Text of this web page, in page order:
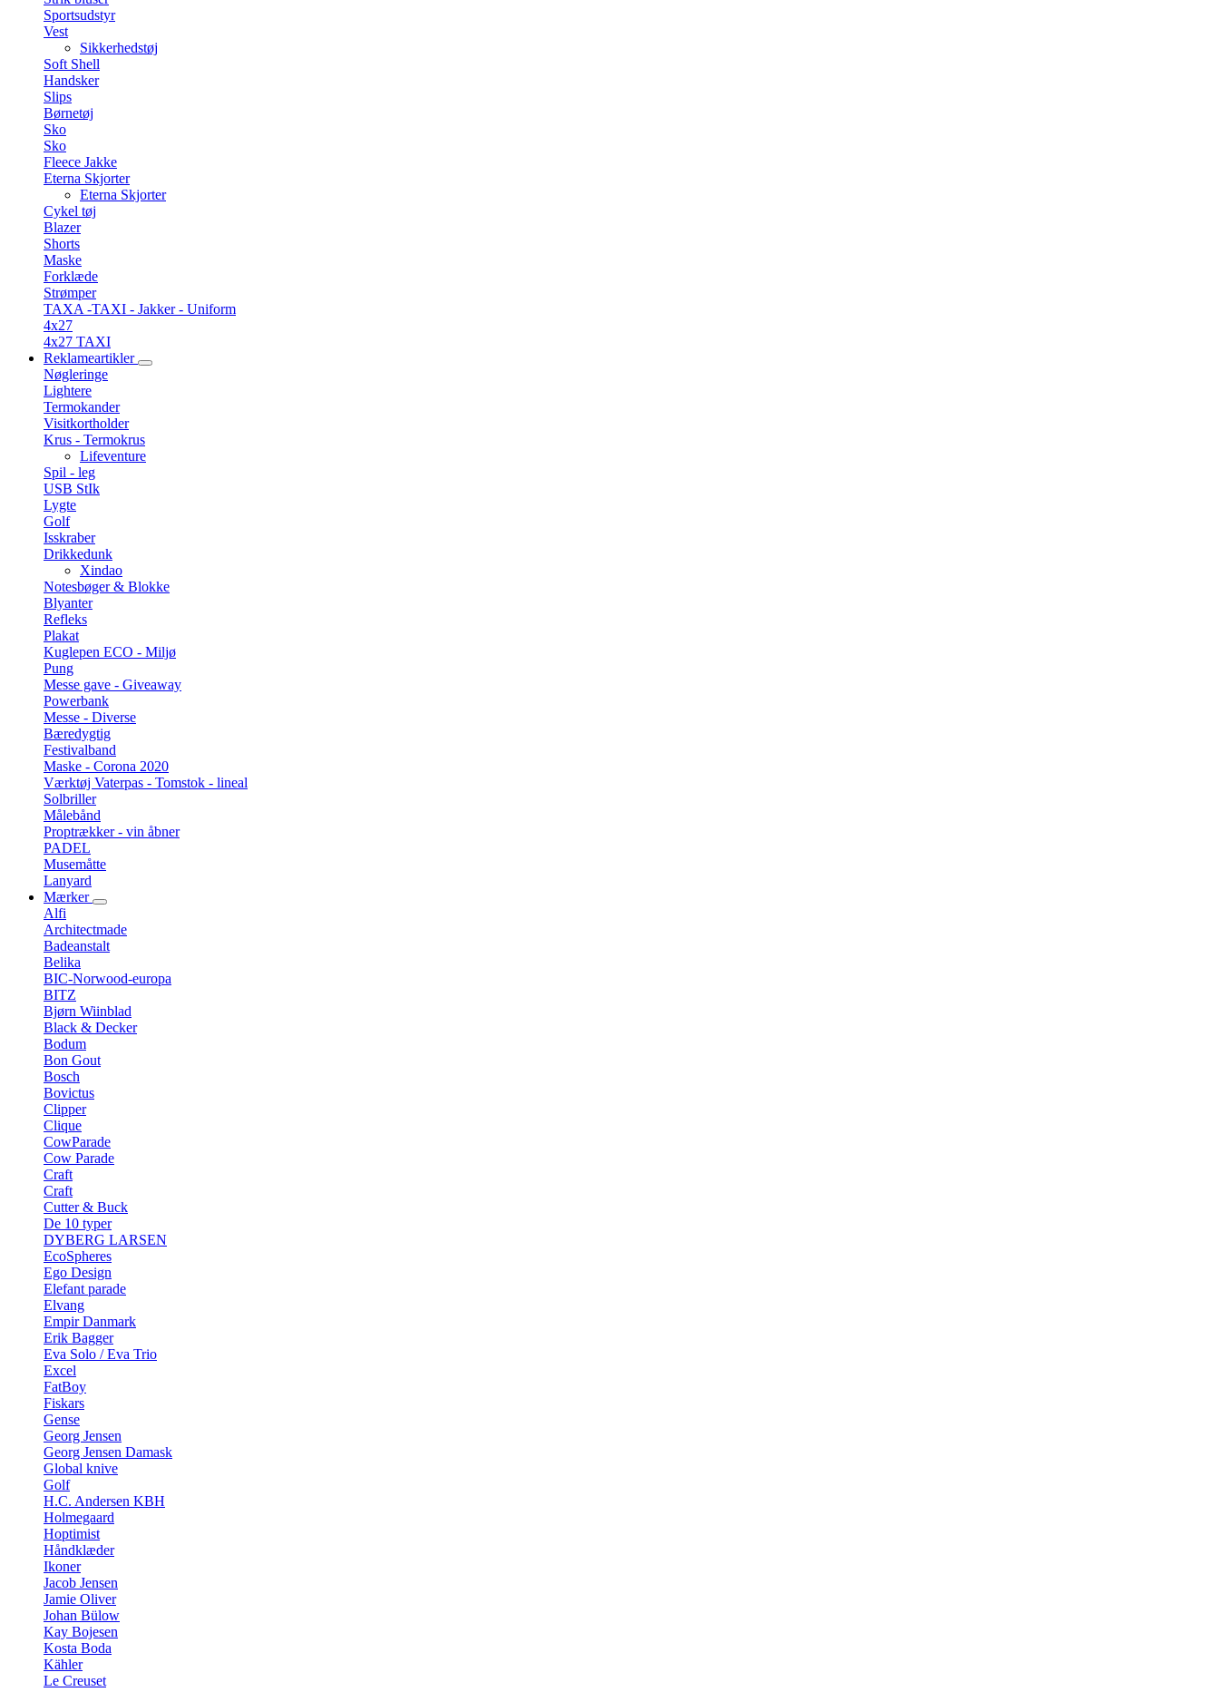
Sportsudstyr
Vest
Sikkerhedstøj
Soft Shell
Handsker
Slips
Børnetøj
Sko
Sko
Fleece Jakke
Eterna Skjorter
Eterna Skjorter
Cykel tøj
Blazer
Shorts
Maske
Forklæde
Strømper
TAXA -TAXI - Jakker - Uniform
4x27
4x27 TAXI
Reklameartikler
Nøgleringe
Lightere
Termokander
Visitkortholder
Krus - Termokrus
Lifeventure
Spil - leg
USB StIk
Lygte
Golf
Isskraber
Drikkedunk
Xindao
Notesbøger & Blokke
Blyanter
Refleks
Plakat
Kuglepen ECO - Miljø
Pung
Messe gave - Giveaway
Powerbank
Messe - Diverse
Bæredygtig
Festivalband
Maske - Corona 2020
Værktøj Vaterpas - Tomstok - lineal
Solbriller
Målebånd
Proptrækker - vin åbner
PADEL
Musemåtte
Lanyard
Mærker
Alfi
Architectmade
Badeanstalt
Belika
BIC-Norwood-europa
BITZ
Bjørn Wiinblad
Black & Decker
Bodum
Bon Gout
Bosch
Bovictus
Clipper
Clique
CowParade
Cow Parade
Craft
Craft
Cutter & Buck
De 10 typer
DYBERG LARSEN
EcoSpheres
Ego Design
Elefant parade
Elvang
Empir Danmark
Erik Bagger
Eva Solo / Eva Trio
Excel
FatBoy
Fiskars
Gense
Georg Jensen
Georg Jensen Damask
Global knive
Golf
H.C. Andersen KBH
Holmegaard
Hoptimist
Håndklæder
Ikoner
Jacob Jensen
Jamie Oliver
Johan Bülow
Kay Bojesen
Kosta Boda
Kähler
Le Creuset